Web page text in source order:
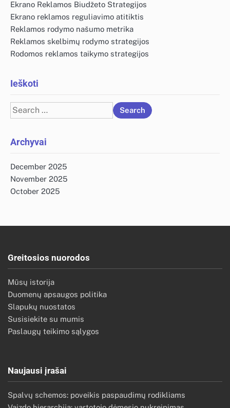
Ekrano Reklamos Biudžeto Strategijos
Ekrano reklamos reguliavimo atitiktis
Reklamos rodymo našumo metrika
Reklamos skelbimų rodymo strategijos
Rodomos reklamos taikymo strategijos
Ieškoti
Search
for:
Archyvai
December 2025
November 2025
October 2025
Greitosios nuorodos
Mūsų istorija
Duomenų apsaugos politika
Slapukų nuostatos
Susisiekite su mumis
Paslaugų teikimo sąlygos
Naujausi įrašai
Spalvų schemos: poveikis paspaudimų rodikliams